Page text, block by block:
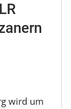
wird um